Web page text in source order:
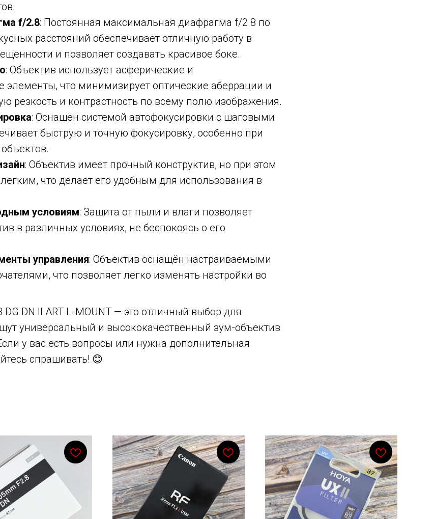
f/2.8: Постоянная максимальная диафрагма f/2.8 по
расстояний обеспечивает отличную работу в
и позволяет создавать красивое боке.
: Объектив использует асферические и
элементы, что минимизирует оптические аберрации и
резкость и контрастность по всему полю изображения.
: Оснащён системой автофокусировки с шаговыми
быструю и точную фокусировку, особенно при
: Объектив имеет прочный конструктив, но при этом
легким, что делает его удобным для использования в
условиям: Защита от пыли и влаги позволяет
в различных условиях, не беспокоясь о его
управления: Объектив оснащён настраиваемыми
что позволяет легко изменять настройки во
DN II ART L-MOUNT — это отличный выбор для
универсальный и высококачественный зум-объектив
у вас есть вопросы или нужна дополнительная
спрашивать! 😊